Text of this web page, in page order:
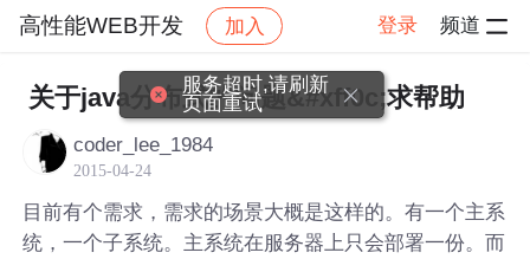
高性能WEB开发 加入 登录 频道
社区 高性能WEB开发 帖子详情
关于java分布式的问题&#xff0c;求帮助
coder_lee_1984
2015-04-24
目前有个需求，需求的场景大概是这样的。有一个主系
统，一个子系统。主系统在服务器上只会部署一份。而
服务超时,请刷新
页面重试